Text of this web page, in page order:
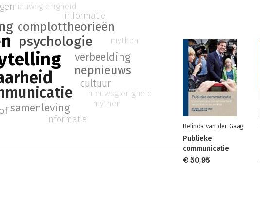
psychologie
complottheorieën
verbeelding
nepnieuws
samenleving
cultuur
nieuwsgierigheid
mythen
informatie
nieuwsgierigheid
mythen
informatie
Belinda van der Gaag
Publieke
communicatie
€ 50,95